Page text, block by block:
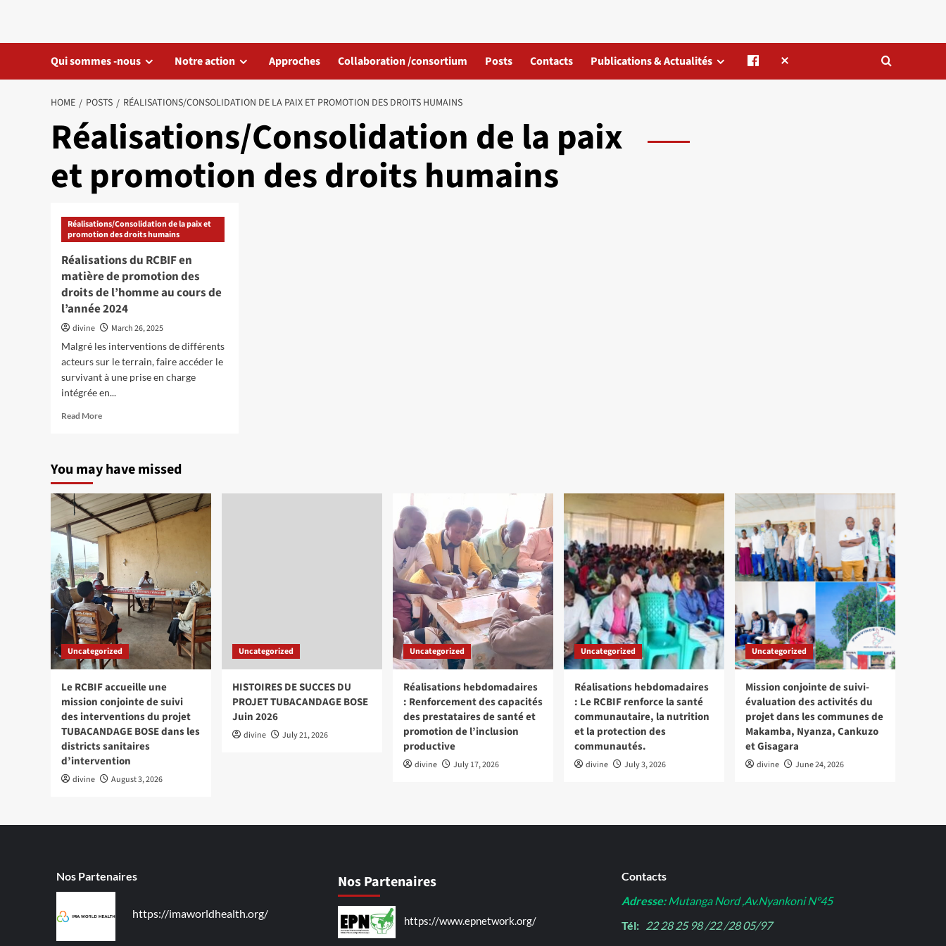
content
Qui sommes -nous Notre action Approches Collaboration /consortium Posts Contacts Publications & Actualités
HOME POSTS RÉALISATIONS/CONSOLIDATION DE LA PAIX ET PROMOTION DES DROITS HUMAINS
Réalisations/Consolidation de la paix
et promotion des droits humains
Réalisations/Consolidation de la paix et
promotion des droits humains
Réalisations du RCBIF en
matière de promotion des
droits de l’homme au cours de
l’année 2024
divine
March 26, 2025
Malgré les interventions de différents
acteurs sur le terrain, faire accéder le
survivant à une prise en charge
intégrée en...
Read MoreRead
du
en
matière
de
promotion
des
droits
de
l’homme
au
cours
de
l’année
2024
You may have missed
Uncategorized
Le RCBIF accueille une
mission conjointe de suivi
des interventions du projet
TUBACANDAGE BOSE dans les
districts sanitaires
d’intervention
divine August 3, 2026
Uncategorized
HISTOIRES DE SUCCES DU
PROJET TUBACANDAGE BOSE
Juin 2026
divine July 21, 2026
Uncategorized
Réalisations hebdomadaires
: Renforcement des capacités
des prestataires de santé et
promotion de l’inclusion
productive
divine July 17, 2026
Uncategorized
Réalisations hebdomadaires
: Le RCBIF renforce la santé
communautaire, la nutrition
et la protection des
communautés.
divine July 3, 2026
Uncategorized
Mission conjointe de suivi-
évaluation des activités du
projet dans les communes de
Makamba, Nyanza, Cankuzo
et Gisagara
divine June 24, 2026
Nos Partenaires
https://imaworldhealth.org/
Nos Partenaires
https://www.epnetwork.org/
Contacts
Adresse:Mutanga Nord ,Av.Nyankoni N°45
Tél: 22 28 25 98 /22 /28 05/97